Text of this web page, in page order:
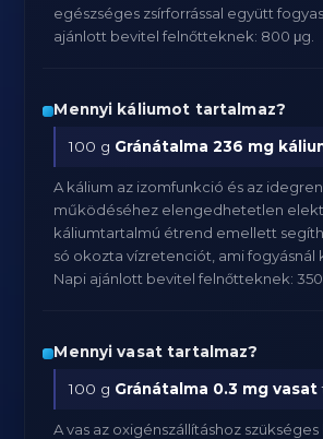
egészséges zsírforrással együtt
ajánlott bevitel felnőtteknek: 800 μg.
Mennyi káliumot tartalmaz?
100 g Gránátalma 236 mg
A kálium az izomfunkció és az
működéséhez elengedhetetlen
káliumtartalmú étrend emellett
só okozta vízretenciót, ami fogyásnál
Napi ajánlott bevitel felnőtteknek:
Mennyi vasat tartalmaz?
100 g Gránátalma 0.3 mg vasat
A vas az oxigénszállításhoz